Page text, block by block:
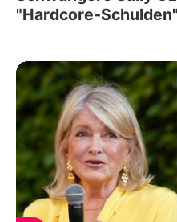
"Hardcore-Schulden"